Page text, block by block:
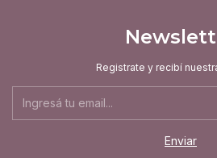
Registrate y recibí